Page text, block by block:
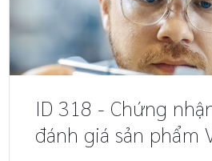
ID 318 - Chứng
đánh giá sản phẩm